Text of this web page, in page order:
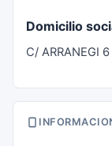
Domicilio
C/ ARRANEGI